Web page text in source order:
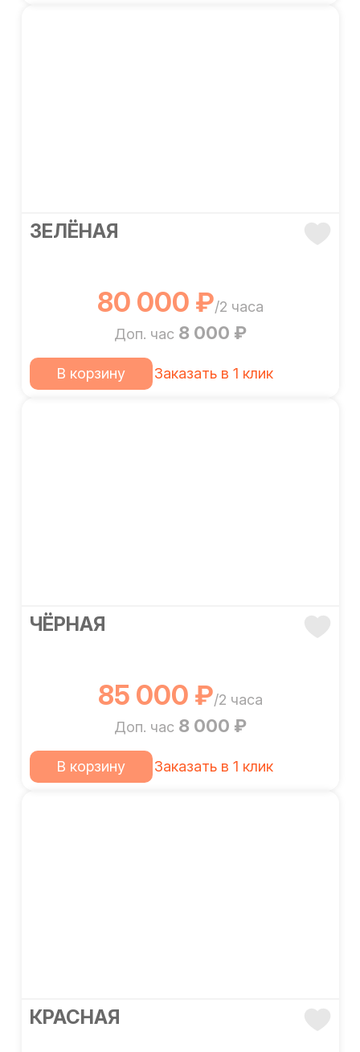
ЗЕЛЁНАЯ
80 000 ₽/2 часа
Доп. час 8 000 ₽
В корзину Заказать в 1 клик
ЧЁРНАЯ
85 000 ₽/2 часа
Доп. час 8 000 ₽
В корзину Заказать в 1 клик
КРАСНАЯ